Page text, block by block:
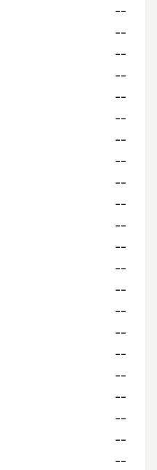
--
--
--
--
--
--
--
--
--
--
--
--
--
--
--
--
--
--
--
--
--
--